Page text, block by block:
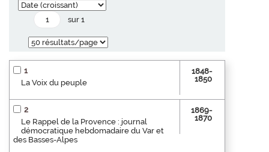
sur 1
1
La Voix du peuple
1848-
1850
2
Le Rappel de la Provence : journal
démocratique hebdomadaire du Var et
des Basses-Alpes
1869-
1870